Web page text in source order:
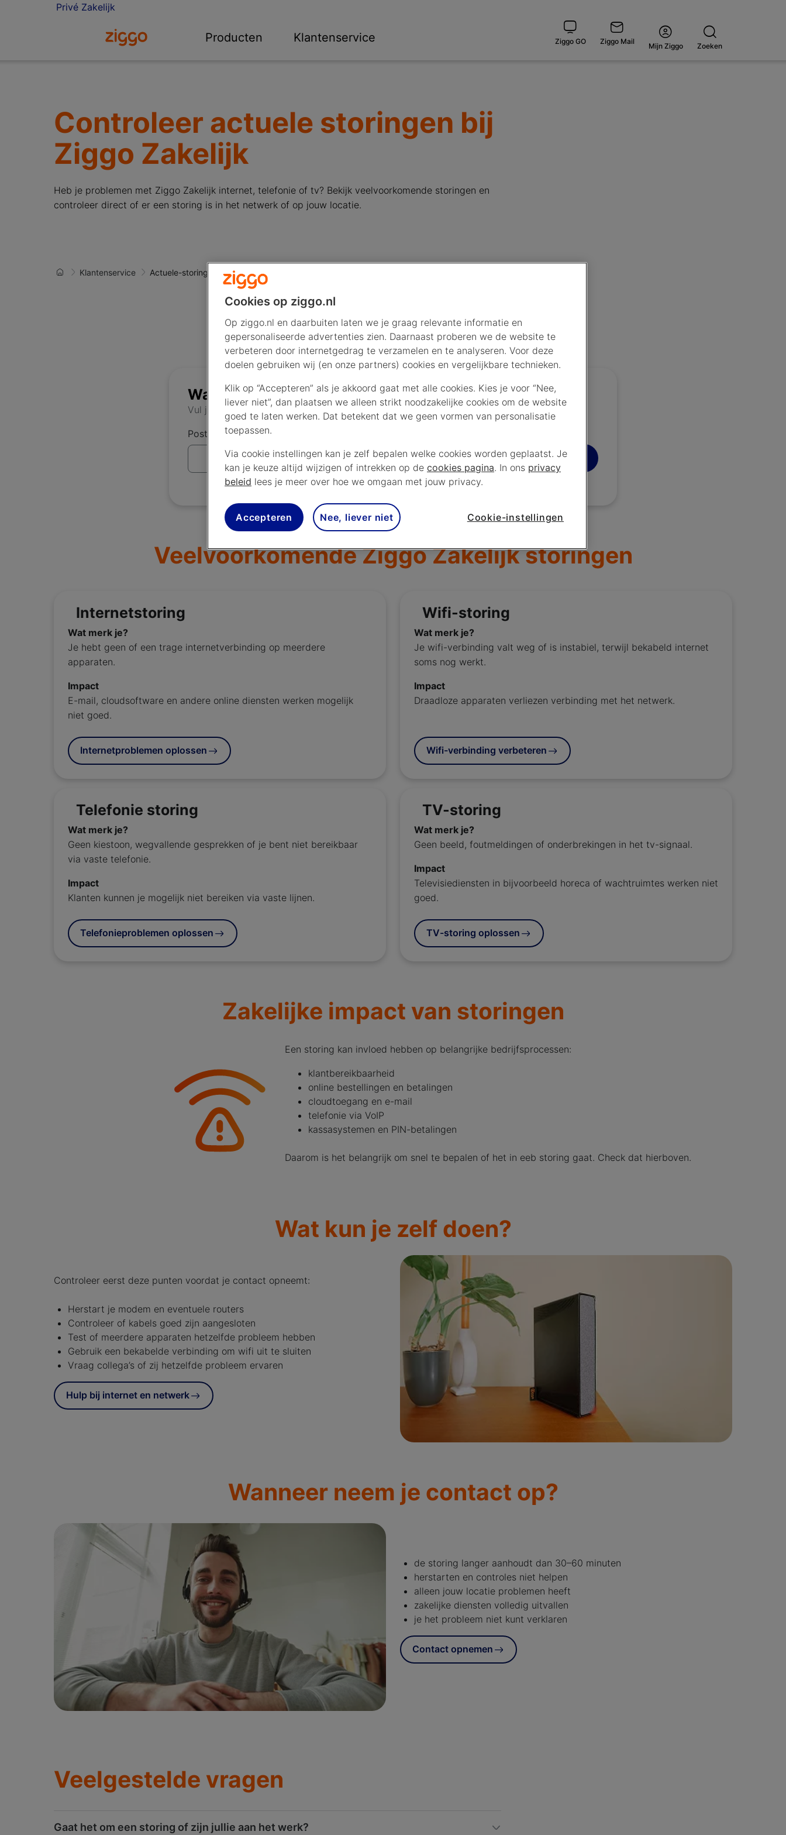
Privé Zakelijk
Ga naar de Ziggo Zakelijk homepage
Producten Klantenservice Ziggo GO Ziggo Mail Open
Mijn Ziggo
Zoeken
Controleer actuele storingen bij
Ziggo Zakelijk
Heb je problemen met Ziggo Zakelijk internet, telefonie of tv? Bekijk veelvoorkomende storingen en
controleer direct of er een storing is in het netwerk of op jouw locatie.
Klantenservice Actuele-storingen
Kijk of er een storing is
Check direct of er al iets bij ons bekend is.
Wat is je adres?
Vul je postcode en huisnummer in.
Postcode
Nu controleren
Veelvoorkomende Ziggo Zakelijk storingen
Internetstoring
Wat merk je?
Je hebt geen of een trage internetverbinding op meerdere
apparaten.
Impact
E-mail, cloudsoftware en andere online diensten werken mogelijk
niet goed.
Internetproblemen oplossen
Wifi-storing
Wat merk je?
Je wifi-verbinding valt weg of is instabiel, terwijl bekabeld internet
soms nog werkt.
Impact
Draadloze apparaten verliezen verbinding met het netwerk.
Wifi-verbinding verbeteren
Telefonie storing
Wat merk je?
Geen kiestoon, wegvallende gesprekken of je bent niet bereikbaar
via vaste telefonie.
Impact
Klanten kunnen je mogelijk niet bereiken via vaste lijnen.
Telefonieproblemen oplossen
TV-storing
Wat merk je?
Geen beeld, foutmeldingen of onderbrekingen in het tv-signaal.
Impact
Televisiediensten in bijvoorbeeld horeca of wachtruimtes werken niet
goed.
TV-storing oplossen
Zakelijke impact van storingen
Een storing kan invloed hebben op belangrijke bedrijfsprocessen:
klantbereikbaarheid
online bestellingen en betalingen
cloudtoegang en e-mail
telefonie via VoIP
kassasystemen en PIN-betalingen
Daarom is het belangrijk om snel te bepalen of het in eeb storing gaat. Check dat hierboven.
Wat kun je zelf doen?
Controleer eerst deze punten voordat je contact opneemt:
Herstart je modem en eventuele routers
Controleer of kabels goed zijn aangesloten
Test of meerdere apparaten hetzelfde probleem hebben
Gebruik een bekabelde verbinding om wifi uit te sluiten
Vraag collega’s of zij hetzelfde probleem ervaren
Hulp bij internet en netwerk
Wanneer neem je contact op?
de storing langer aanhoudt dan 30–60 minuten
herstarten en controles niet helpen
alleen jouw locatie problemen heeft
zakelijke diensten volledig uitvallen
je het probleem niet kunt verklaren
Contact opnemen
Veelgestelde vragen
Gaat het om een storing of zijn jullie aan het werk?
Cookies op ziggo.nl
Op ziggo.nl en daarbuiten laten we je graag relevante informatie en
gepersonaliseerde advertenties zien. Daarnaast proberen we de website te
verbeteren door internetgedrag te verzamelen en te analyseren. Voor deze
doelen gebruiken wij (en onze partners) cookies en vergelijkbare technieken.
Klik op “Accepteren” als je akkoord gaat met alle cookies. Kies je voor “Nee,
liever niet”, dan plaatsen we alleen strikt noodzakelijke cookies om de website
goed te laten werken. Dat betekent dat we geen vormen van personalisatie
toepassen.
Via cookie instellingen kan je zelf bepalen welke cookies worden geplaatst. Je
kan je keuze altijd wijzigen of intrekken op de cookies pagina. In ons privacy
beleid lees je meer over hoe we omgaan met jouw privacy.
Accepteren Nee, liever niet Cookie-instellingen